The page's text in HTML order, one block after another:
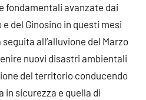
fondamentali avanzate dai
del Ginosino in questi mesi
all’alluvione del Marzo
nuovi disastri ambientali
del territorio conducendo
in sicurezza e quella di